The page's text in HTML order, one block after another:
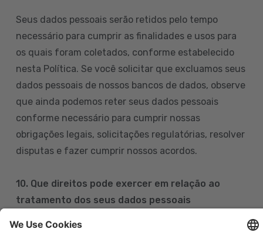
Seus dados pessoais serão retidos pelo tempo
necessário para cumprir as finalidades e usos para
os quais foram coletados, conforme estabelecido
nesta Política. Se você solicitar que excluamos seus
dados pessoais de nossos bancos de dados, observe
que ainda podemos reter seus dados pessoais
conforme necessário para cumprir nossas
obrigações legais, solicitações regulatórias, resolver
disputas e fazer cumprir nossos acordos.
10. Que direitos pode exercer em relação ao
tratamento dos seus dados pessoais